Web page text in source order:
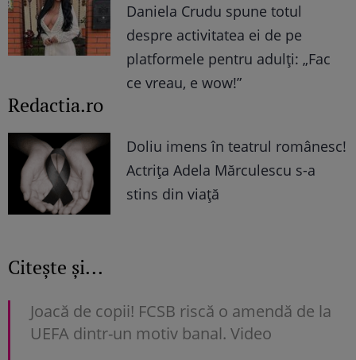
Daniela Crudu spune totul
despre activitatea ei de pe
platformele pentru adulți: „Fac
ce vreau, e wow!”
Redactia.ro
Doliu imens în teatrul românesc!
Actrița Adela Mărculescu s-a
stins din viață
Citește și...
Joacă de copii! FCSB riscă o amendă de la
UEFA dintr-un motiv banal. Video